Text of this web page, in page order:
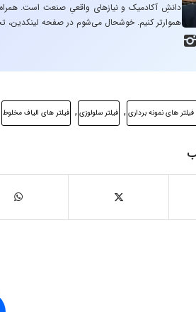

دانشِ آکادمیک و نیازهای واقعیِ صنعت است. همراه
هموارتر کنیم. خوشحال می‌شوم در صفحه لینکدین،
فیلتر های نمونه برداری , فیلتر سلولوزی , فیلتر های الیاف مخلوط